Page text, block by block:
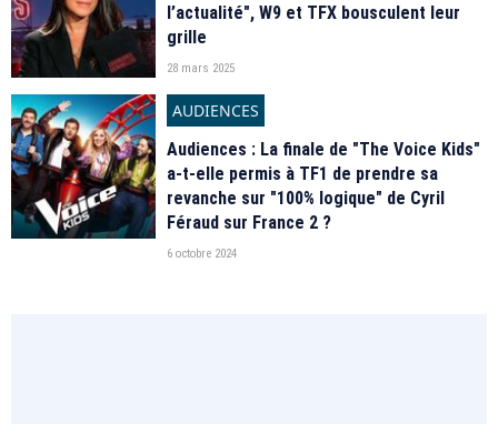
l’actualité", W9 et TFX bousculent leur
grille
28 mars 2025
AUDIENCES
Audiences : La finale de "The Voice Kids"
a-t-elle permis à TF1 de prendre sa
revanche sur "100% logique" de Cyril
Féraud sur France 2 ?
6 octobre 2024